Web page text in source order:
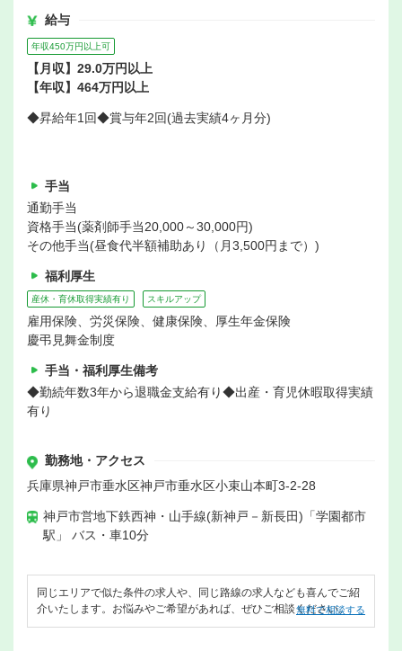
給与
年収450万円以上可
【月収】29.0万円以上
【年収】464万円以上
◆昇給年1回◆賞与年2回(過去実績4ヶ月分)
手当
通勤手当
資格手当(薬剤師手当20,000～30,000円)
その他手当(昼食代半額補助あり（月3,500円まで）)
福利厚生
産休・育休取得実績有り スキルアップ
雇用保険、労災保険、健康保険、厚生年金保険
慶弔見舞金制度
手当・福利厚生備考
◆勤続年数3年から退職金支給有り◆出産・育児休暇取得実績
有り
勤務地・アクセス
兵庫県神戸市垂水区神戸市垂水区小束山本町3-2-28
神戸市営地下鉄西神・山手線(新神戸－新長田)「学園都市
駅」 バス・車10分
同じエリアで似た条件の求人や、同じ路線の求人なども喜んでご紹
介いたします。お悩みやご希望があれば、ぜひご相談ください。
無料で相談する